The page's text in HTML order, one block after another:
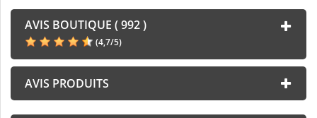
AVIS BOUTIQUE ( 992 )
(4,7/5)
AVIS PRODUITS